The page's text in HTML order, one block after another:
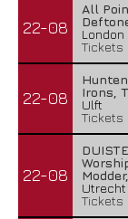
22-08
All
London
Tickets
22-08
Irons,
Ulft
Tickets
22-08
Utrecht
Tickets